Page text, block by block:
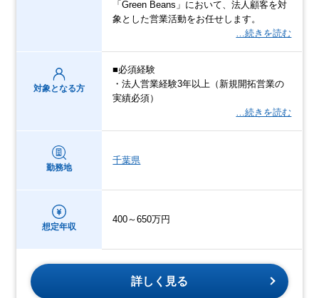
「Green Beans」において、法人顧客を対
象とした営業活動をお任せします。
…続きを読む
対象となる方
■必須経験
・法人営業経験3年以上（新規開拓営業の
実績必須）
…続きを読む
勤務地
千葉県
想定年収
400～650万円
詳しく見る